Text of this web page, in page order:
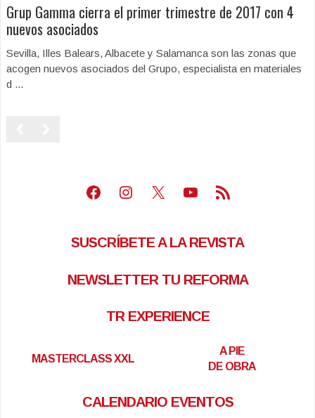
Grup Gamma cierra el primer trimestre de 2017 con 4
nuevos asociados
Sevilla, Illes Balears, Albacete y Salamanca son las zonas que
acogen nuevos asociados del Grupo, especialista en materiales
d ...
Facebook
Instagram
X Youtube
Feed RSS
SUSCRÍBETE A LA REVISTA
NEWSLETTER TU REFORMA
TR EXPERIENCE
MASTERCLASS XXL
A PIE
DE OBRA
CALENDARIO EVENTOS